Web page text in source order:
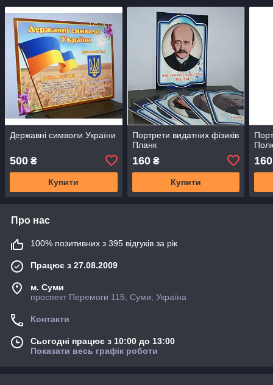
Державні символи України
500 ₴
Купити
Портрети видатних фізиків
Планк
160₴
Купити
160
Про нас
100% позитивних з 395 відгуків за рік
Працює з 27.08.2009
м. Суми
проспект Перемоги 115, Суми, Україна
Контакти
Сьогодні працює з 10:00 до 13:00
Показати весь графік роботи